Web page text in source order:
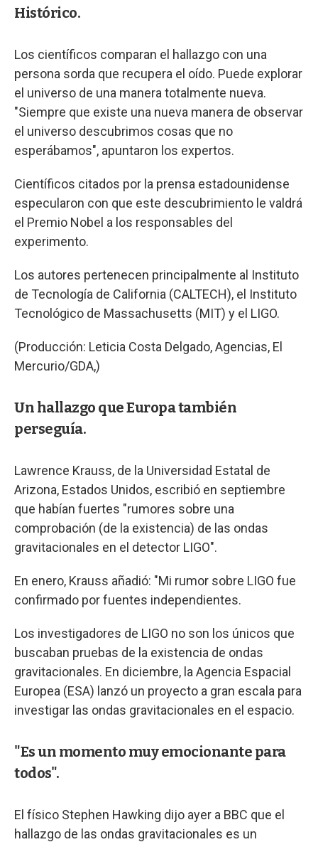
Histórico.
Los científicos comparan el hallazgo con una
persona sorda que recupera el oído. Puede explorar
el universo de una manera totalmente nueva.
"Siempre que existe una nueva manera de observar
el universo descubrimos cosas que no
esperábamos", apuntaron los expertos.
Científicos citados por la prensa estadounidense
especularon con que este descubrimiento le valdrá
el Premio Nobel a los responsables del
experimento.
Los autores pertenecen principalmente al Instituto
de Tecnología de California (CALTECH), el Instituto
Tecnológico de Massachusetts (MIT) y el LIGO.
(Producción: Leticia Costa Delgado, Agencias, El
Mercurio/GDA,)
Un hallazgo que Europa también
perseguía.
Lawrence Krauss, de la Universidad Estatal de
Arizona, Estados Unidos, escribió en septiembre
que habían fuertes "rumores sobre una
comprobación (de la existencia) de las ondas
gravitacionales en el detector LIGO".
En enero, Krauss añadió: "Mi rumor sobre LIGO fue
confirmado por fuentes independientes.
Los investigadores de LIGO no son los únicos que
buscaban pruebas de la existencia de ondas
gravitacionales. En diciembre, la Agencia Espacial
Europea (ESA) lanzó un proyecto a gran escala para
investigar las ondas gravitacionales en el espacio.
"Es un momento muy emocionante para
todos".
El físico Stephen Hawking dijo ayer a BBC que el
hallazgo de las ondas gravitacionales es un